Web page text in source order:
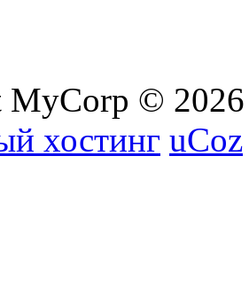
MyCorp © 2026
хостинг uCoz